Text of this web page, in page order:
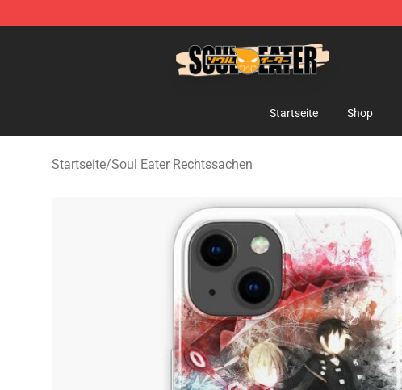
Startseite Shop
Startseite/Soul Eater Rechtssachen